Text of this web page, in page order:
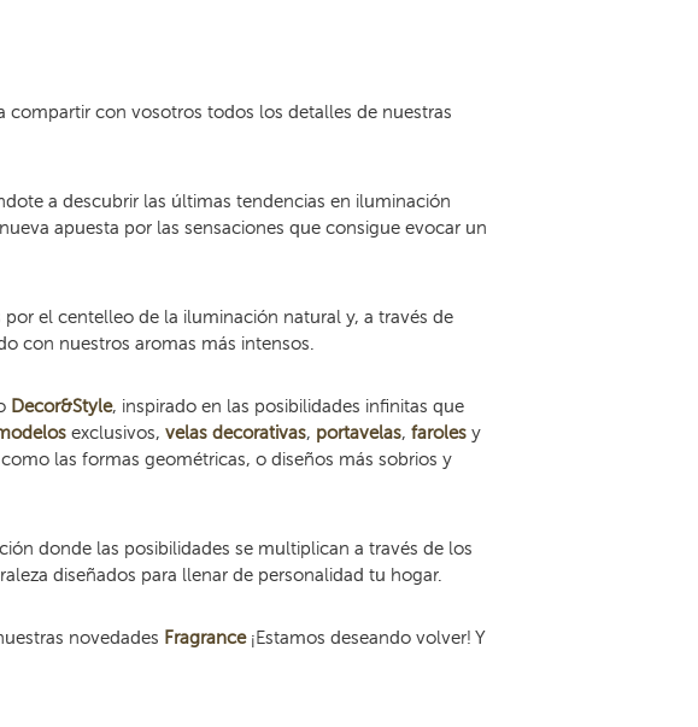
compartir con vosotros todos los detalles de nuestras
a descubrir las últimas tendencias en iluminación
apuesta por las sensaciones que consigue evocar un
el centelleo de la iluminación natural y, a través de
con nuestros aromas más intensos.
Decor&Style, inspirado en las posibilidades infinitas que
exclusivos, velas decorativas, portavelas, farolesy
las formas geométricas, o diseños más sobrios y
donde las posibilidades se multiplican a través de los
diseñados para llenar de personalidad tu hogar.
novedades Fragrance¡Estamos deseando volver! Y